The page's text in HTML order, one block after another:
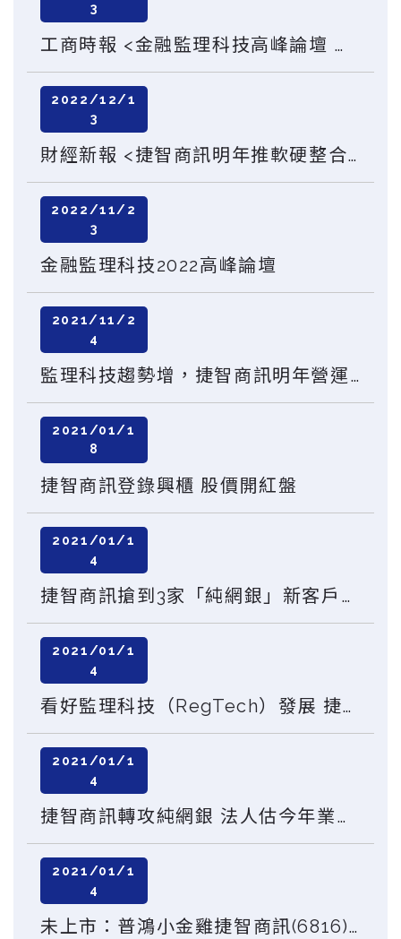
工商時報 <金融監理科技高峰論壇 聚焦四策略>
3
財經新報 <捷智商訊明年推軟硬整合方案！董座林群國：營運將穩健成長>
2022/12/1
3
金融監理科技2022高峰論壇
2022/11/2
3
監理科技趨勢增，捷智商訊明年營運看增雙位數，力拚明年送件掛牌
2021/11/2
4
捷智商訊登錄興櫃 股價開紅盤
2021/01/1
8
捷智商訊搶到3家「純網銀」新客戶 預計下週掛牌興櫃
2021/01/1
4
看好監理科技（RegTech）發展 捷智商訊下週登錄興櫃
2021/01/1
4
捷智商訊轉攻純網銀 法人估今年業績增兩位數
2021/01/1
4
未上市：普鴻小金雞捷智商訊(6816)1/18登興櫃，董座看好RegTech服務需求穩增
2021/01/1
4